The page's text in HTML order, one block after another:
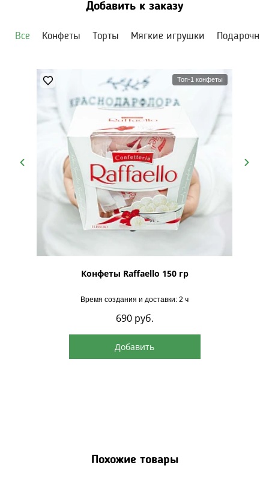
Добавить к заказу
Все Конфеты Торты Мягкие игрушки
Топ-1 конфеты
Конфеты Raffaello 150 гр
Время создания и доставки: 2 ч
690 руб.
Добавить
Похожие товары